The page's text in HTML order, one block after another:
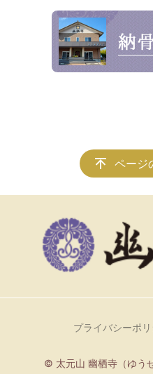
ページ
プライバシーポ
© 太元山 幽栖寺（ゆう